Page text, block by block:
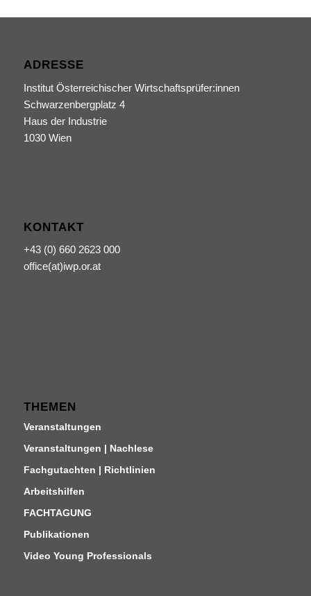
ADRESSE
Institut Österreichischer Wirtschaftsprüfer:innen
Schwarzenbergplatz 4
Haus der Industrie
1030 Wien
KONTAKT
+43 (0) 660 2623 000
office(at)iwp.or.at
THEMEN
Veranstaltungen
Veranstaltungen | Nachlese
Fachgutachten | Richtlinien
Arbeitshilfen
FACHTAGUNG
Publikationen
Video Young Professionals